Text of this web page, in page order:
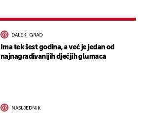
DALEKI GRAD
Ima tek šest godina, a već je jedan od
najnagrađivanijih dječjih glumaca
NASLJEDNIK